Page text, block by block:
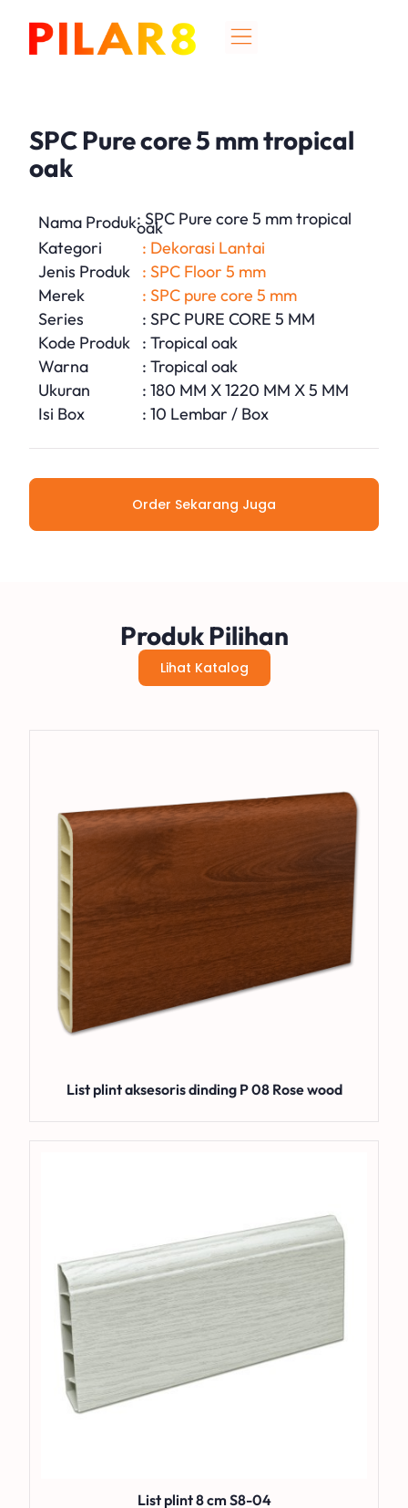
SPC Pure core 5 mm tropical
oak
Nama Produk: SPC Pure core 5 mm tropical
oak
Kategori
: Dekorasi Lantai
Jenis Produk
: SPC Floor 5 mm
Merek
: SPC pure core 5 mm
Series
: SPC PURE CORE 5 MM
Kode Produk
: Tropical oak
Warna
: Tropical oak
Ukuran
: 180 MM X 1220 MM X 5 MM
Isi Box
: 10 Lembar / Box
Order Sekarang Juga
Produk Pilihan
Lihat Katalog
List plint aksesoris dinding P 08 Rose wood
List plint 8 cm S8-04